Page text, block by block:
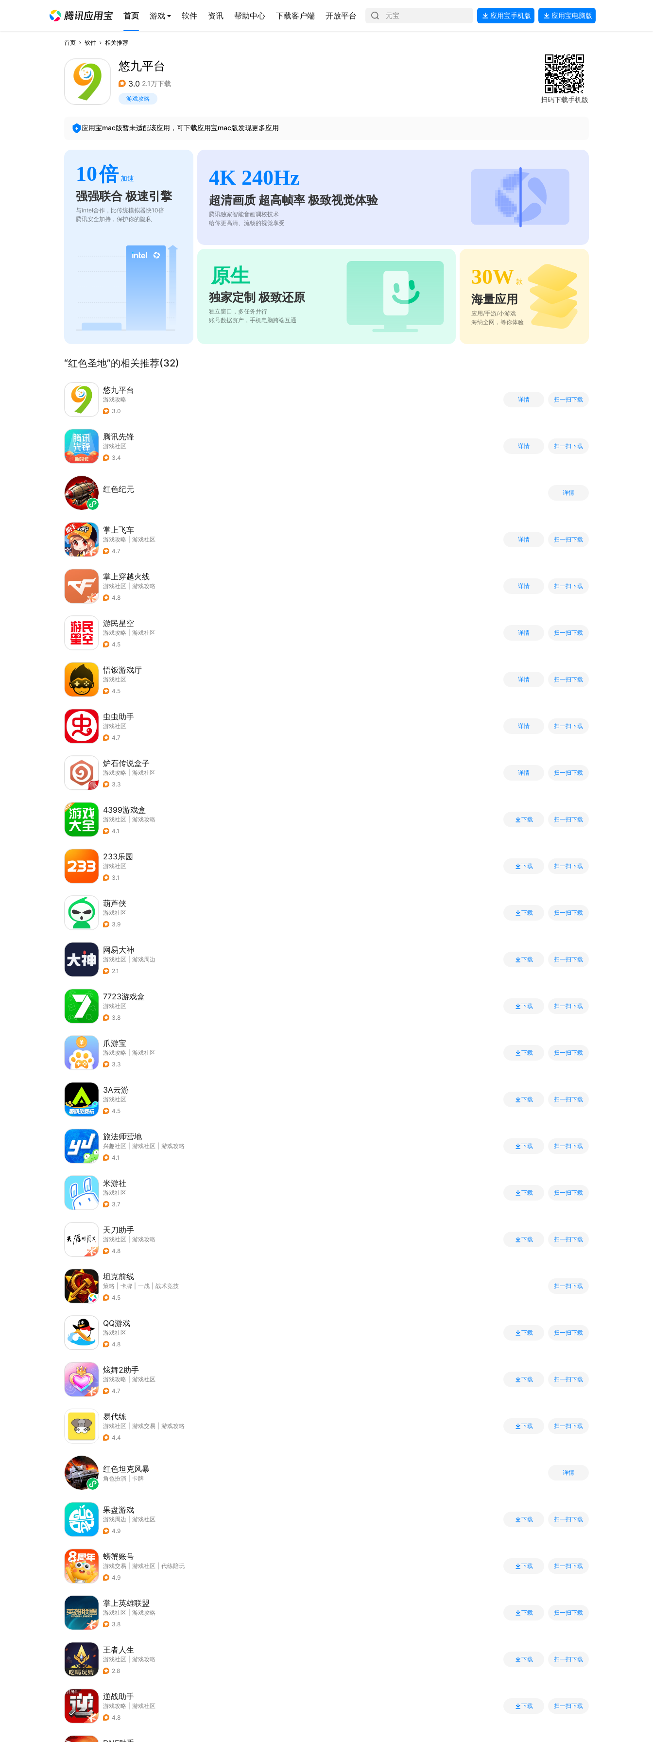
首页 游戏 软件 资讯 帮助中心 下载客户端 开放平台 应用宝手机版 应用宝电脑版
首页 软件 相关推荐
悠九平台
3.0 2.1万下载
游戏攻略 扫码下载手机版
应用宝mac版暂未适配该应用，可下载应用宝mac版发现更多应用
10倍 加速
强强联合 极速引擎
与intel合作，比传统模拟器快10倍
腾讯安全加持，保护你的隐私
4K 240Hz
超清画质 超高帧率 极致视觉体验
腾讯独家智能音画调校技术
给你更高清、流畅的视觉享受
原生
独家定制 极致还原
独立窗口，多任务并行
账号数据资产，手机电脑跨端互通
30W 款
海量应用
应用/手游/小游戏
海纳全网，等你体验
“红色圣地”的相关推荐(32)
悠九平台
游戏攻略
3.0
详情 扫一扫下载
腾讯先锋
游戏社区
3.4
详情 扫一扫下载
红色纪元 详情
掌上飞车
游戏攻略
游戏社区
4.7
详情 扫一扫下载
掌上穿越火线
游戏社区
游戏攻略
4.8
详情 扫一扫下载
游民星空
游戏攻略
游戏社区
4.5
详情 扫一扫下载
悟饭游戏厅
游戏社区
4.5
详情 扫一扫下载
虫虫助手
游戏社区
4.7
详情 扫一扫下载
炉石传说盒子
游戏攻略
游戏社区
3.3
详情 扫一扫下载
4399游戏盒
游戏社区
游戏攻略
4.1
下载 扫一扫下载
233乐园
游戏社区
3.1
下载 扫一扫下载
葫芦侠
游戏社区
3.9
下载 扫一扫下载
网易大神
游戏社区
游戏周边
2.1
下载 扫一扫下载
7723游戏盒
游戏社区
3.8
下载 扫一扫下载
爪游宝
游戏攻略
游戏社区
3.3
下载 扫一扫下载
3A云游
游戏社区
4.5
下载 扫一扫下载
旅法师营地
兴趣社区 游戏社区
游戏攻略
4.1
下载 扫一扫下载
米游社
游戏社区
3.7
下载 扫一扫下载
天刀助手
游戏社区
游戏攻略
4.8
下载 扫一扫下载
坦克前线
策略 卡牌 一战
战术竞技
4.5
扫一扫下载
QQ游戏
游戏社区
4.8
下载 扫一扫下载
炫舞2助手
游戏攻略
游戏社区
4.7
下载 扫一扫下载
易代练
游戏社区 游戏交易
游戏攻略
4.4
下载 扫一扫下载
红色坦克风暴
角色扮演 卡牌
详情
果盘游戏
游戏周边
游戏社区
4.9
下载 扫一扫下载
螃蟹账号
游戏交易 游戏社区
代练陪玩
4.9
下载 扫一扫下载
掌上英雄联盟
游戏社区
游戏攻略
3.8
下载 扫一扫下载
王者人生
游戏社区
游戏攻略
2.8
下载 扫一扫下载
逆战助手
游戏攻略
游戏社区
4.8
下载 扫一扫下载